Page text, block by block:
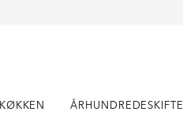
KØKKEN ÅRHUNDREDESKIFTE